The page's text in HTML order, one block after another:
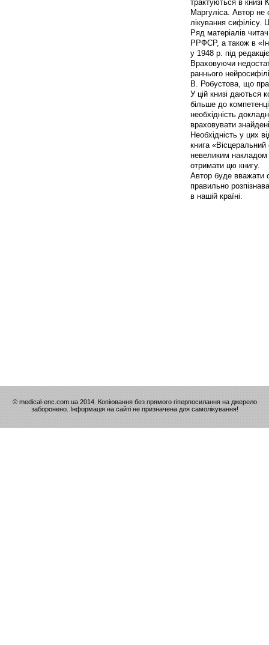
трактуються в
Маргуліса. Автор не
лікування сифілісу.
Ряд матеріалів
РРФСР, а також в
у 1948 р. під
Враховуючи
раннього
В. Робустова, що
У цій книзі даються
більше до
необхідність
враховувати
Необхідність у цих
книга
невеликим накладом
отримати цю книгу.
Автор буде вважати
правильно
в нашій країні.
© medical-enc.com.ua 2014. Копіювання без прямого гіперпосилання на джерело
заборонено. Інформація на сайті не призначена для самолікування!